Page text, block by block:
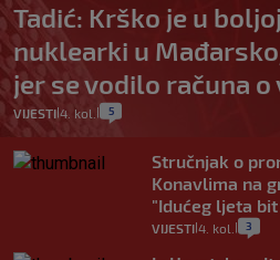
Tadić: Krško je u
nuklearki u
jer se vodilo računa
VIJESTI 4. kol. 5
Stručnjak o
Konavlima na
"Idućeg ljeta
VIJESTI 4. kol. 3